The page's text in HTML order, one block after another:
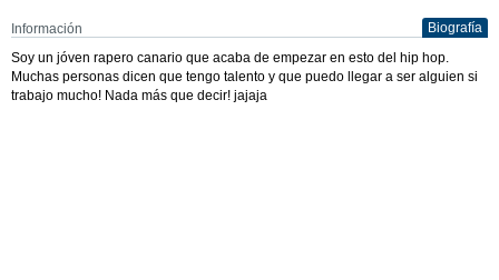
Información
Biografía
Soy un jóven rapero canario que acaba de empezar en esto del hip hop.
Muchas personas dicen que tengo talento y que puedo llegar a ser alguien si
trabajo mucho! Nada más que decir! jajaja